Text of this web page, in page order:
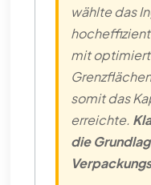
wählte das
mit
somit das
erreichte.
die